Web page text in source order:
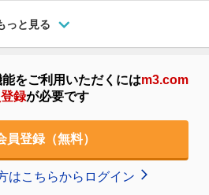
っと見る
をご利用いただくにはm3.com
録が必要です
員登録（無料）
はこちらからログイン